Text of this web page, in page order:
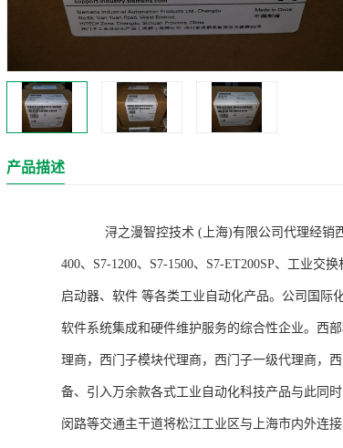
产品描述
浔之漫智控技术 (上海)有限公司代理经销西门
400、S7-1200、S7-1500、S7-ET200SP、工业
启动器、软件 等各类工业自动化产品。公司国际
软件系统集成和硬件维护服务的综合性企业。西
理商，西门子模块代理商，西门子一级代理商，
备、引入万余款各式工业自动化科技产品与此同
闵路等交通主干道将松江工业区与上海市内外连